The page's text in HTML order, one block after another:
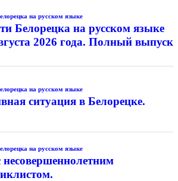
на русском языке
Белорецка на русском языке
2026 года. Полный выпуск
на русском языке
ситуация в Белорецке.
на русском языке